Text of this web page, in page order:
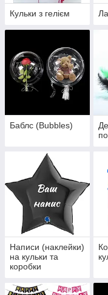
Кульки з гелієм
Баблс (Bubbles)
Написи (наклейки)
на кульки та
коробки